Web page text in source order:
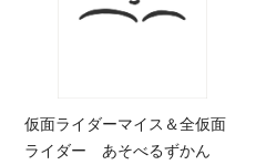
仮面ライダーマイス＆全仮面
ライダー あそべるずかん